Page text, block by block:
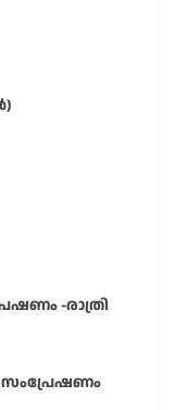
-രാത്രി